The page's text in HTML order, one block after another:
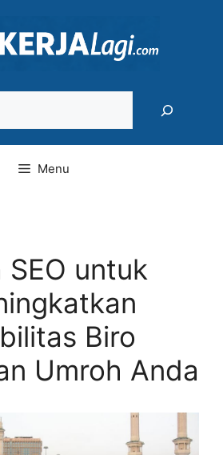
Menu
SEO untuk
Biro
Umroh Anda